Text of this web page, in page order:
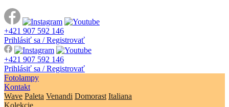
+421 907 592 146
Prihlásiť sa / Registrovať
+421 907 592 146
Prihlásiť sa / Registrovať
Fotolampy
Kontakt
Wave Paleta Venandi Domorast Italiana
Kolekcie